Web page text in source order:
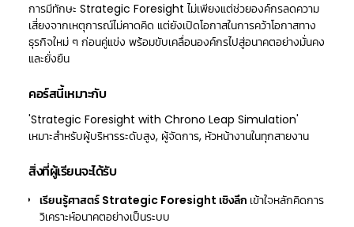
การมีทักษะ Strategic Foresight ไม่เพียงแต่ช่วยองค์กรลดความ
เสี่ยงจากเหตุการณ์ไม่คาดคิด แต่ยังเปิดโอกาสในการคว้าโอกาสทาง
ธุรกิจใหม่ ๆ ก่อนคู่แข่ง พร้อมขับเคลื่อนองค์กรไปสู่อนาคตอย่างมั่นคง
และยั่งยืน
คอร์สนี้เหมาะกับ
'Strategic Foresight with Chrono Leap Simulation'
เหมาะสำหรับผู้บริหารระดับสูง, ผู้จัดการ, หัวหน้างานในทุกสายงาน
สิ่งที่ผู้เรียนจะได้รับ
เรียนรู้ศาสตร์ Strategic Foresight เชิงลึก เข้าใจหลักคิดการ
วิเคราะห์อนาคตอย่างเป็นระบบ